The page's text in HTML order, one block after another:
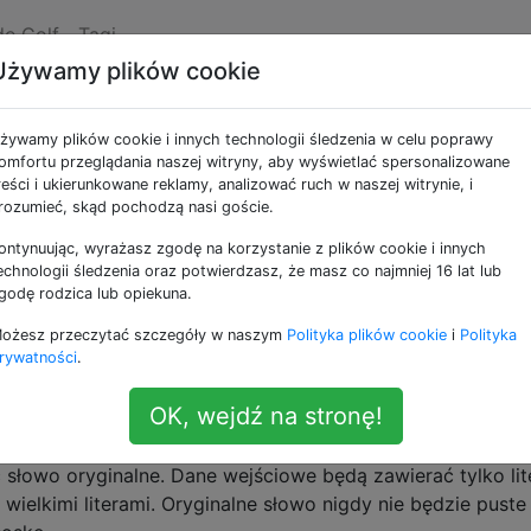
Golf Tagi
przez zastosowanie następującego procesu do
Tak się Code staje Copodope .
opresji
oryginalne. Dane wejściowe będą zawierać tylko
literami. Oryginalne słowo nigdy nie będzie puste
plików cookie
plików cookie i innych technologii śledzenia w celu poprawy
przeglądania naszej witryny, aby wyświetlać spersonalizowane
i ukierunkowane reklamy, analizować ruch w naszej witrynie, i
skąd pochodzą nasi goście.
wyrażasz zgodę na korzystanie z plików cookie i innych
śledzenia oraz potwierdzasz, że masz co najmniej 16 lat lub
rodzica lub opiekuna.
przeczytać szczegóły w naszym Polityka plików cookie i Polityka
.
OK, wejdź na stronę!